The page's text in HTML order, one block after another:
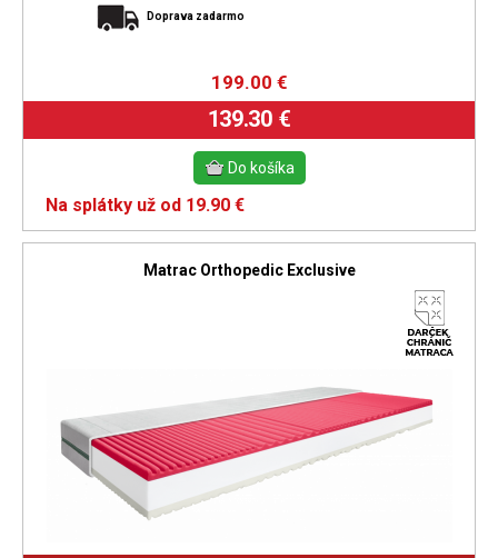
Doprava zadarmo
199.00 €
139.30 €
Na splátky už od 19.90 €
Matrac Orthopedic Exclusive